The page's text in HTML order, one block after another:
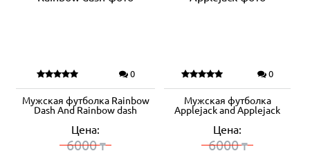
0
Мужская футболка Rainbow
Dash And Rainbow dash
Цена:
6000₸
0
Мужская футболка
Applejack and Applejack
Цена:
6000₸